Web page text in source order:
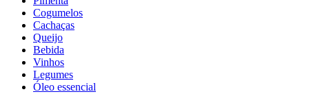
Cogumelos
Cachaças
Queijo
Bebida
Vinhos
Legumes
Óleo essencial